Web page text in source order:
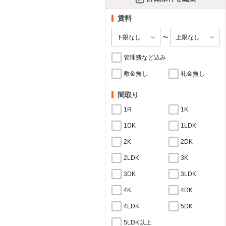
賃料
〜
管理費など込み
敷金無し 礼金無し
間取り
1R 1K
1DK 1LDK
2K 2DK
2LDK 3K
3DK 3LDK
4K 4DK
4LDK 5DK
5LDK以上